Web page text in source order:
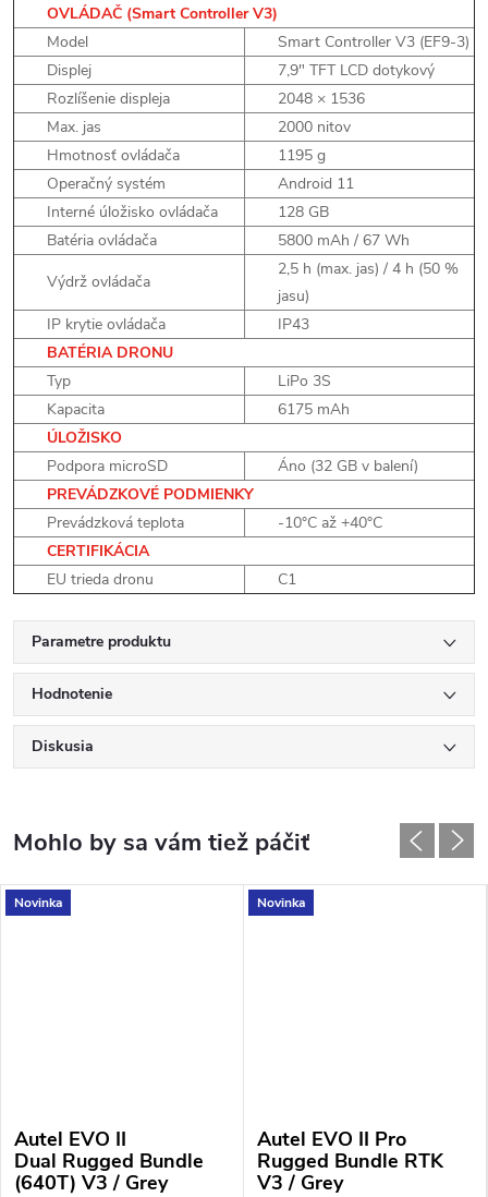
OVLÁDAČ (Smart Controller V3)
Model
Smart Controller V3 (EF9-3)
Displej
7,9" TFT LCD dotykový
Rozlíšenie displeja
2048 × 1536
Max. jas
2000 nitov
Hmotnosť ovládača
1195 g
Operačný systém
Android 11
Interné úložisko ovládača
128 GB
Batéria ovládača
5800 mAh / 67 Wh
Výdrž ovládača
2,5 h (max. jas) / 4 h (50 %
jasu)
IP krytie ovládača
IP43
BATÉRIA DRONU
Typ
LiPo 3S
Kapacita
6175 mAh
ÚLOŽISKO
Podpora microSD
Áno (32 GB v balení)
PREVÁDZKOVÉ PODMIENKY
Prevádzková teplota
-10°C až +40°C
CERTIFIKÁCIA
EU trieda dronu
C1
Parametre produktu
Hodnotenie
Diskusia
Novinka
Autel EVO II
Dual Rugged Bundle
(640T) V3 / Grey
Novinka
Autel EVO II Pro
Rugged Bundle RTK
V3 / Grey